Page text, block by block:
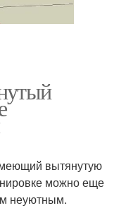
вытянутую
можно еще
неуютным.